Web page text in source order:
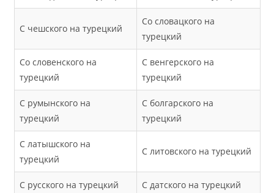
С чешского на турецкий
Со словацкого на
турецкий
Со словенского на
турецкий
С венгерского на
турецкий
С румынского на
турецкий
С болгарского на
турецкий
С латышского на
турецкий
С литовского на турецкий
С русского на турецкий С датского на турецкий